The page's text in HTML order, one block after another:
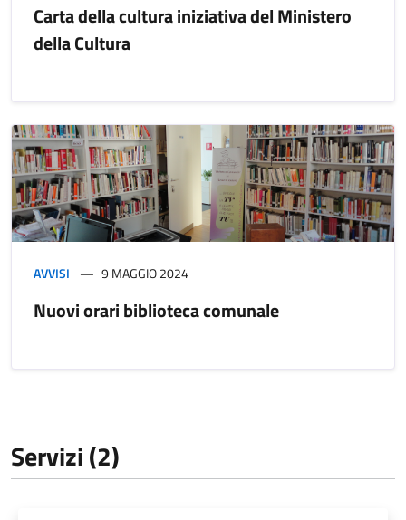
Carta della cultura iniziativa del Ministero
della Cultura
AVVISI 9 MAGGIO 2024
Nuovi orari biblioteca comunale
Servizi (2)